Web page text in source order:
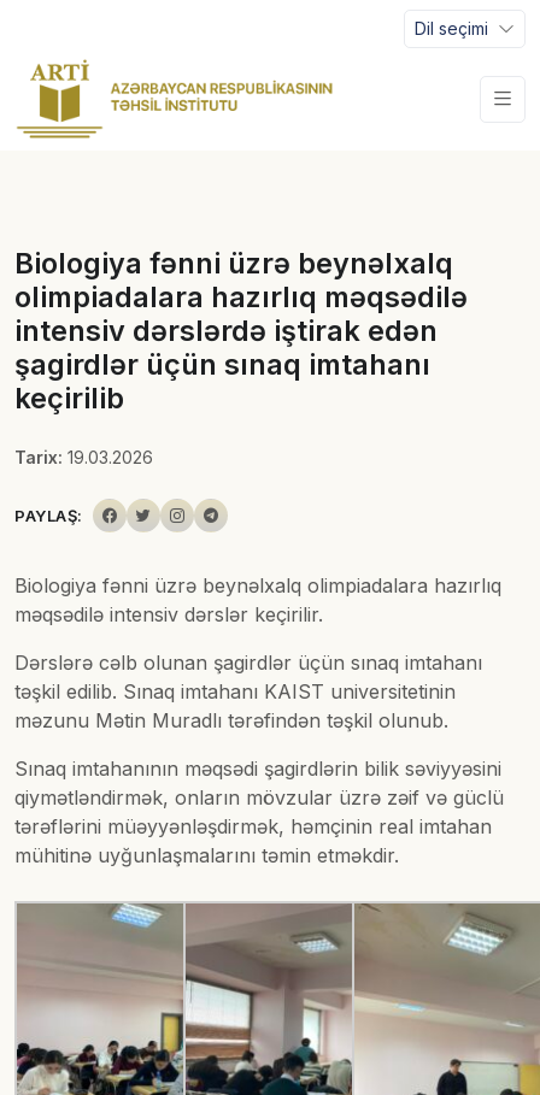
Dil seçimi
Biologiya fənni üzrə beynəlxalq
olimpiadalara hazırlıq məqsədilə
intensiv dərslərdə iştirak edən
şagirdlər üçün sınaq imtahanı
keçirilib
Tarix: 19.03.2026
PAYLAŞ:
Biologiya fənni üzrə beynəlxalq olimpiadalara hazırlıq
məqsədilə intensiv dərslər keçirilir.
Dərslərə cəlb olunan şagirdlər üçün sınaq imtahanı
təşkil edilib. Sınaq imtahanı KAIST universitetinin
məzunu Mətin Muradlı tərəfindən təşkil olunub.
Sınaq imtahanının məqsədi şagirdlərin bilik səviyyəsini
qiymətləndirmək, onların mövzular üzrə zəif və güclü
tərəflərini müəyyənləşdirmək, həmçinin real imtahan
mühitinə uyğunlaşmalarını təmin etməkdir.